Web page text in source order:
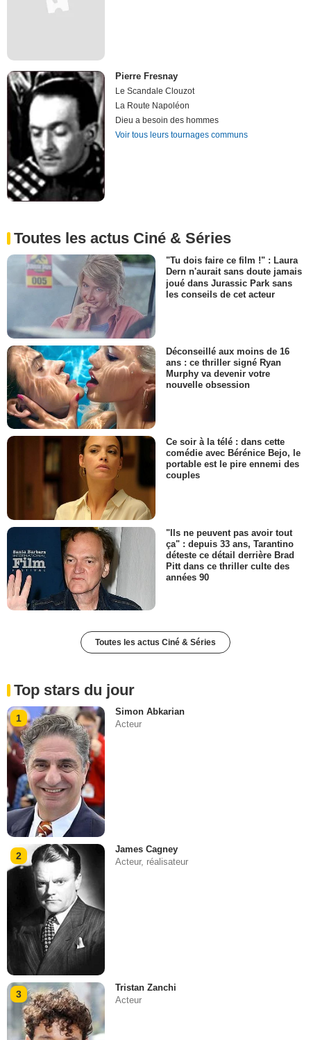
Pierre Fresnay
Le Scandale Clouzot
La Route Napoléon
Dieu a besoin des hommes
Voir tous leurs tournages communs
Toutes les actus Ciné & Séries
"Tu dois faire ce film !" : Laura
Dern n'aurait sans doute jamais
joué dans Jurassic Park sans
les conseils de cet acteur
Déconseillé aux moins de 16
ans : ce thriller signé Ryan
Murphy va devenir votre
nouvelle obsession
Ce soir à la télé : dans cette
comédie avec Bérénice Bejo, le
portable est le pire ennemi des
couples
"Ils ne peuvent pas avoir tout
ça" : depuis 33 ans, Tarantino
déteste ce détail derrière Brad
Pitt dans ce thriller culte des
années 90
Toutes les actus Ciné & Séries
Top stars du jour
1
Simon Abkarian
Acteur
2
James Cagney
Acteur, réalisateur
3
Tristan Zanchi
Acteur